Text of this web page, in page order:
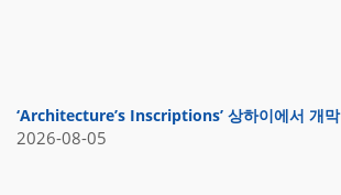
‘Architecture’s Inscriptions’ 상하이에서 개막
2026-08-05